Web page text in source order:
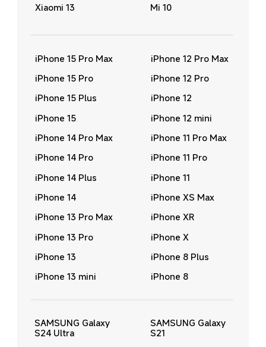
Xiaomi 13
Mi 10
iPhone 15 Pro Max
iPhone 15 Pro
iPhone 15 Plus
iPhone 15
iPhone 14 Pro Max
iPhone 14 Pro
iPhone 14 Plus
iPhone 14
iPhone 13 Pro Max
iPhone 13 Pro
iPhone 13
iPhone 13 mini
iPhone 12 Pro Max
iPhone 12 Pro
iPhone 12
iPhone 12 mini
iPhone 11 Pro Max
iPhone 11 Pro
iPhone 11
iPhone XS Max
iPhone XR
iPhone X
iPhone 8 Plus
iPhone 8
SAMSUNG Galaxy
S24 Ultra
SAMSUNG Galaxy
S21